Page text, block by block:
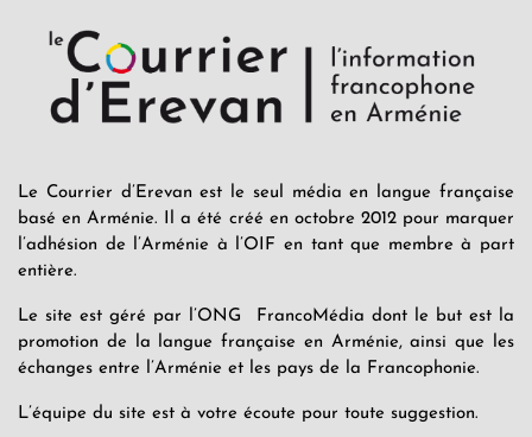
Le Courrier d’Erevan est le seul média en langue française
basé en Arménie. Il a été créé en octobre 2012 pour marquer
l’adhésion de l’Arménie à l’OIF en tant que membre à part
entière.
Le site est géré par l’ONG FrancoMédia dont le but est la
promotion de la langue française en Arménie, ainsi que les
échanges entre l’Arménie et les pays de la Francophonie.
L’équipe du site est à votre écoute pour toute suggestion.